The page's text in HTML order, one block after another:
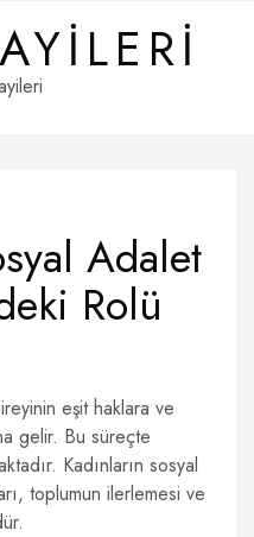
Adalet
Rolü
eşit haklara ve
gelir. Bu süreçte
Kadınların sosyal
toplumun ilerlemesi ve